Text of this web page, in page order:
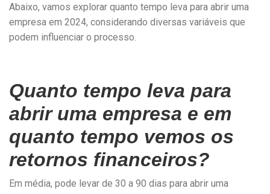
Abaixo, vamos explorar quanto tempo leva para abrir uma
empresa em 2024, considerando diversas variáveis que
podem influenciar o processo.
Quanto tempo leva para
abrir uma empresa e em
quanto tempo vemos os
retornos financeiros?
Em média, pode levar de 30 a 90 dias para abrir uma